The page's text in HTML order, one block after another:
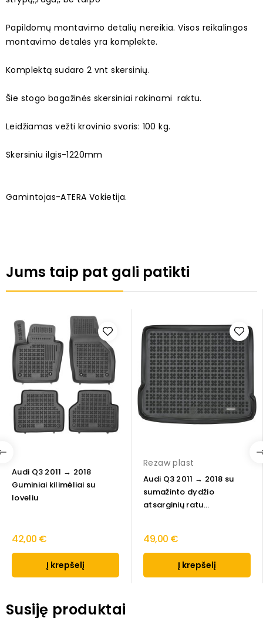
Papildomų montavimo detalių nereikia. Visos reikalingos
montavimo detalės yra komplekte.
Komplektą sudaro 2 vnt skersinių.
Šie stogo bagažinės skersiniai rakinami raktu.
Leidžiamas vežti krovinio svoris: 100 kg.
Skersiniu ilgis-1220mm
Gamintojas-ATERA Vokietija.
Jums taip pat gali patikti
Audi Q3 2011 → 2018
Guminiai kilimėliai su
loveliu
42,00 €
Į krepšelį
Rezaw plast
Audi Q3 2011 → 2018 su
sumažinto dydžio
atsarginių ratu...
49,00 €
Į krepšelį
Susiję produktai